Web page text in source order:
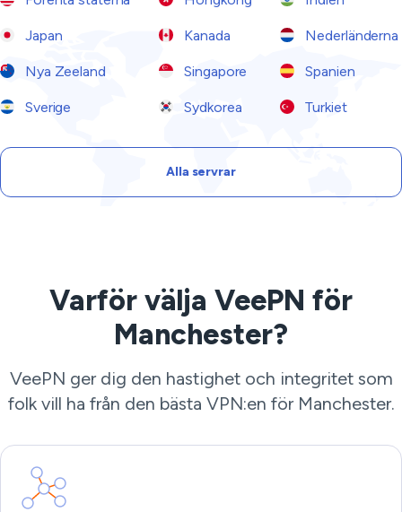
Japan Kanada Nederländerna
Nya Zeeland Singapore Spanien
Sverige Sydkorea Turkiet
Alla servrar
Varför välja VeePN för
Manchester?
VeePN ger dig den hastighet och integritet som
folk vill ha från den bästa VPN:en för Manchester.